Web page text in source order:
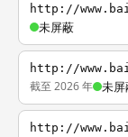
http://
未屏蔽
http://
截至 2026 年 未屏
http://